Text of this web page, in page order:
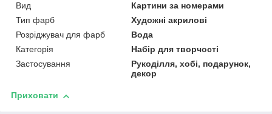
Вид
Картини за номерами
Тип фарб
Художні акрилові
Розріджувач для фарб
Вода
Категорія
Набір для творчості
Застосування
Рукоділля, хобі, подарунок,
декор
Приховати